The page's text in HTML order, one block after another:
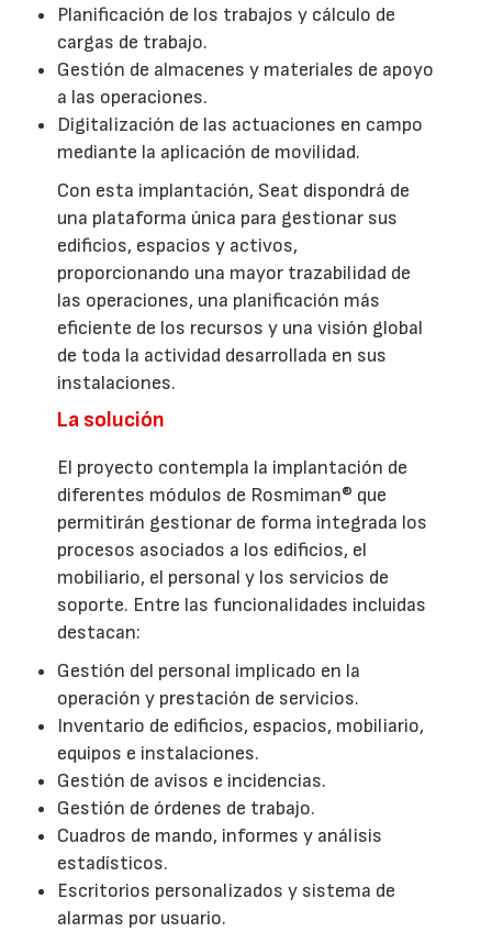
Planificación de los trabajos y cálculo de
cargas de trabajo.
Gestión de almacenes y materiales de apoyo
a las operaciones.
Digitalización de las actuaciones en campo
mediante la aplicación de movilidad.
Con esta implantación, Seat dispondrá de
una plataforma única para gestionar sus
edificios, espacios y activos,
proporcionando una mayor trazabilidad de
las operaciones, una planificación más
eficiente de los recursos y una visión global
de toda la actividad desarrollada en sus
instalaciones.
La solución
El proyecto contempla la implantación de
diferentes módulos de Rosmiman® que
permitirán gestionar de forma integrada los
procesos asociados a los edificios, el
mobiliario, el personal y los servicios de
soporte. Entre las funcionalidades incluidas
destacan:
Gestión del personal implicado en la
operación y prestación de servicios.
Inventario de edificios, espacios, mobiliario,
equipos e instalaciones.
Gestión de avisos e incidencias.
Gestión de órdenes de trabajo.
Cuadros de mando, informes y análisis
estadísticos.
Escritorios personalizados y sistema de
alarmas por usuario.